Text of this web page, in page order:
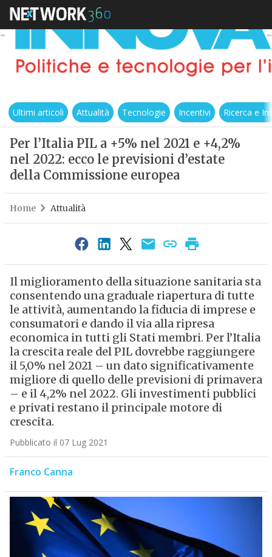
Ultimi articoli Attualità Tecnologie Incentivi Ricerca e
Per l’Italia PIL a +5% nel 2021 e +4,2%
nel 2022: ecco le previsioni d’estate
della Commissione europea
Home Attualità
Il miglioramento della situazione sanitaria sta
consentendo una graduale riapertura di tutte
le attività, aumentando la fiducia di imprese e
consumatori e dando il via alla ripresa
economica in tutti gli Stati membri. Per l’Italia
la crescita reale del PIL dovrebbe raggiungere
il 5,0% nel 2021 – un dato significativamente
migliore di quello delle previsioni di primavera
– e il 4,2% nel 2022. Gli investimenti pubblici
e privati restano il principale motore di
crescita.
Pubblicato il 07 Lug 2021
Franco Canna